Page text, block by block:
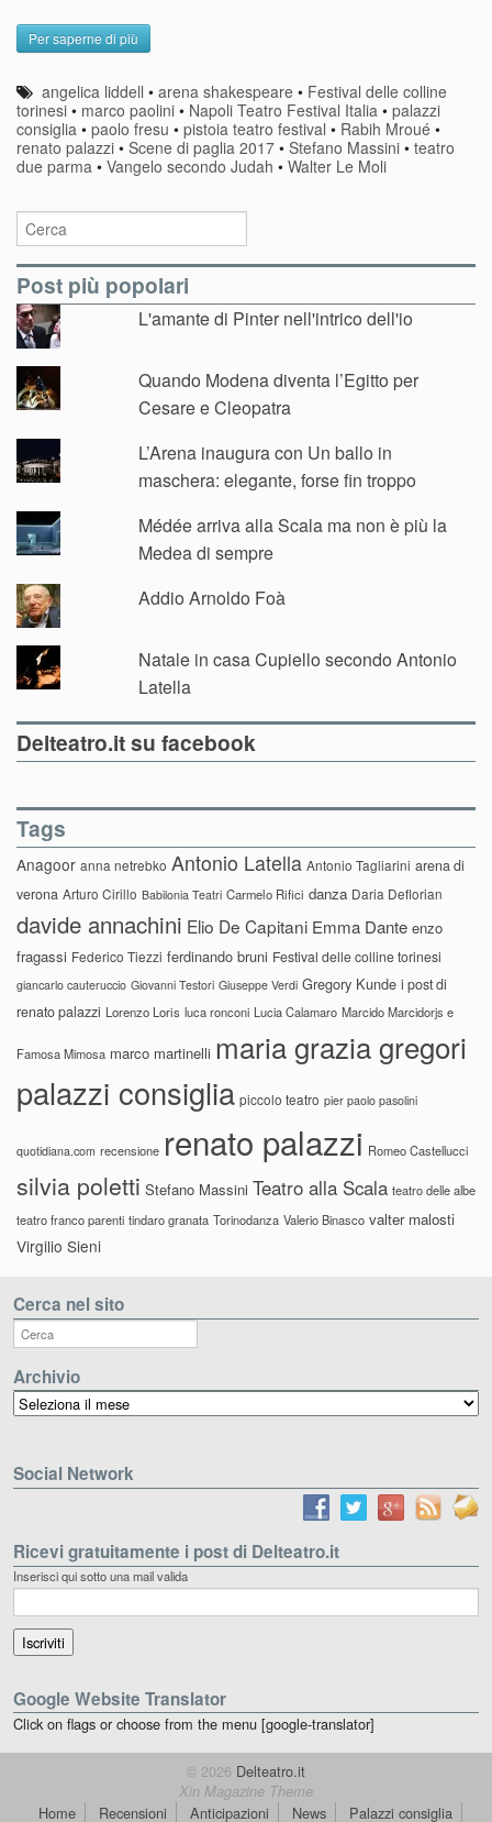
Per saperne di più
angelica liddell •arena shakespeare • Festival delle colline
torinesi • marco paolini • Napoli Teatro Festival Italia • palazzi
consiglia • paolo fresu • pistoia teatro festival • Rabih Mroué •
renato palazzi • Scene di paglia 2017 • Stefano Massini • teatro
due parma • Vangelo secondo Judah • Walter Le Moli
Post più popolari
L'amante di Pinter nell'intrico dell'io
Quando Modena diventa l’Egitto per
Cesare e Cleopatra
L’Arena inaugura con Un ballo in
maschera: elegante, forse fin troppo
Médée arriva alla Scala ma non è più la
Medea di sempre
Addio Arnoldo Foà
Natale in casa Cupiello secondo Antonio
Latella
Delteatro.it su facebook
Tags
Anagoor anna netrebko Antonio Latella Antonio Tagliarini arena di
verona Arturo Cirillo Babilonia Teatri Carmelo Rifici danza Daria Deflorian
davide annachini Elio De Capitani Emma Dante enzo
fragassi Federico Tiezzi ferdinando bruni Festival delle colline torinesi
giancarlo cauteruccio Giovanni Testori Giuseppe Verdi Gregory Kunde i post di
renato palazzi Lorenzo Loris luca ronconi Lucia Calamaro Marcido Marcidorjs e
Famosa Mimosa marco martinelli maria grazia gregori
palazzi consiglia piccolo teatro pier paolo pasolini
quotidiana.com recensione renato palazzi Romeo Castellucci
silvia poletti Stefano Massini Teatro alla Scala teatro delle albe
teatro franco parenti tindaro granata Torinodanza Valerio Binasco valter malosti
Virgilio Sieni
Cerca nel sito
Archivio
Archivio
Social Network
Ricevi gratuitamente i post di Delteatro.it
Inserisci qui sotto una mail valida
Google Website Translator
Click on flags or choose from the menu [google-translator]
© 2026 Delteatro.it
Xin Magazine Theme
Home Recensioni Anticipazioni News Palazzi consiglia